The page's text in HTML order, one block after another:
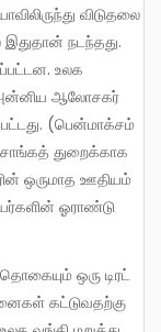
விடுதலை
இதுதான் நடந்தது.
உலக
அன்னிய ஆலோசகர்
(பென்மாக்சம்
துறைக்காக
ஒருமாத ஊதியம்
ஓராண்டு
மனைகள் கட்டுவதற்கு